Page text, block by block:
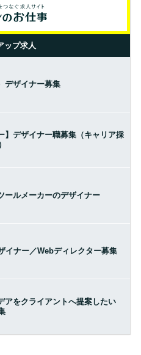
ップ求人
デザイナー募集
】デザイナー職募集（キャリア採
ールメーカーのデザイナー
イナー／Webディレクター募集
アをクライアントへ提案したい